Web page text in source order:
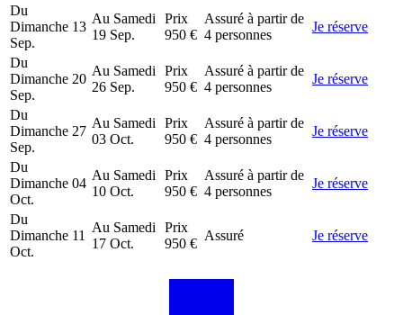
Du
Dimanche 13
Sep.
Au Samedi
19 Sep.
Prix
950 €
Assuré à partir de
4 personnes
Je réserve
Du
Dimanche 20
Sep.
Au Samedi
26 Sep.
Prix
950 €
Assuré à partir de
4 personnes
Je réserve
Du
Dimanche 27
Sep.
Au Samedi
03 Oct.
Prix
950 €
Assuré à partir de
4 personnes
Je réserve
Du
Dimanche 04
Oct.
Au Samedi
10 Oct.
Prix
950 €
Assuré à partir de
4 personnes
Je réserve
Du
Dimanche 11
Oct.
Au Samedi
17 Oct.
Prix
950 €
Assuré Je réserve